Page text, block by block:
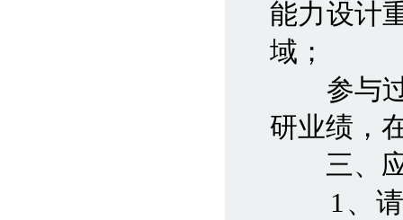
能力设计
域；
参与过
研业绩，
三、应
1、请